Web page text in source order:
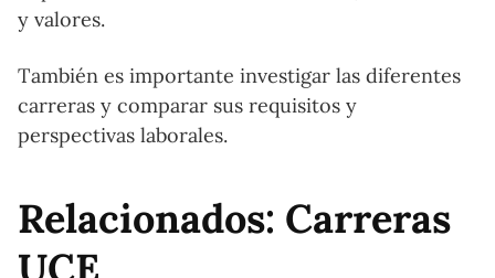
y valores.
También es importante investigar las diferentes
carreras y comparar sus requisitos y
perspectivas laborales.
Relacionados: Carreras